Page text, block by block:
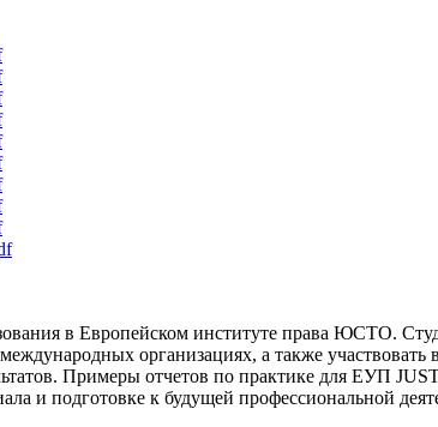
в Европейском институте права ЮСТО.
организациях, а также
Примеры отчетов по практике для ЕУП
и подготовке к будущей профессиональной